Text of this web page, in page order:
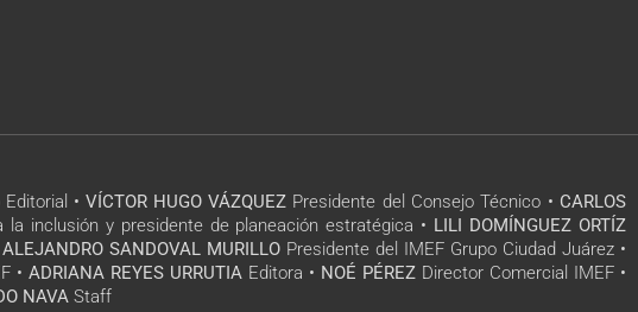
• VÍCTOR HUGO VÁZQUEZ Presidente del Consejo Técnico • CARLOS
inclusión y presidente de planeación estratégica • LILI DOMÍNGUEZ ORTÍZ
ALEJANDRO SANDOVAL MURILLO Presidente del IMEF Grupo Ciudad Juárez •
• ADRIANA REYES URRUTIA Editora • NOÉ PÉREZ Director Comercial IMEF •
NAVA Staff